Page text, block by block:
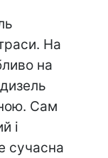
На
на
Сам
і
сучасна